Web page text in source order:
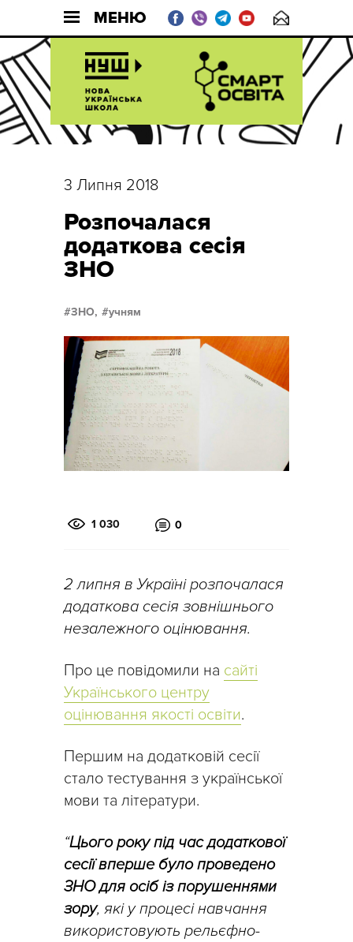
МЕНЮ
3 Липня 2018
Розпочалася
додаткова сесія
ЗНО
ЗНО, учням
1 030 0
2 липня в Україні розпочалася
додаткова сесія зовнішнього
незалежного оцінювання.
Про це повідомили на сайті
Українського центру
оцінювання якості освіти.
Першим на додатковій сесії
стало тестування з української
мови та літератури.
“Цього року під час додаткової
сесії вперше було проведено
ЗНО для осіб із порушеннями
зору, які у процесі навчання
використовують рельєфно-